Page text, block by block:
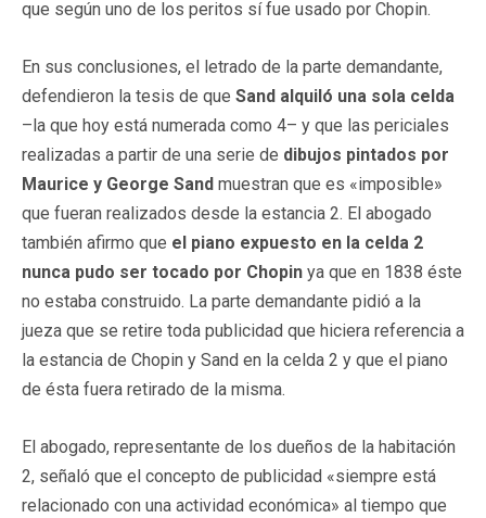
que según uno de los peritos sí fue usado por Chopin.
En sus conclusiones, el letrado de la parte demandante,
defendieron la tesis de que Sand alquiló una sola celda
–la que hoy está numerada como 4– y que las periciales
realizadas a partir de una serie de dibujos pintados por
Maurice y George Sand muestran que es «imposible»
que fueran realizados desde la estancia 2. El abogado
también afirmo que el piano expuesto en la celda 2
nunca pudo ser tocado por Chopin ya que en 1838 éste
no estaba construido. La parte demandante pidió a la
jueza que se retire toda publicidad que hiciera referencia a
la estancia de Chopin y Sand en la celda 2 y que el piano
de ésta fuera retirado de la misma.
El abogado, representante de los dueños de la habitación
2, señaló que el concepto de publicidad «siempre está
relacionado con una actividad económica» al tiempo que